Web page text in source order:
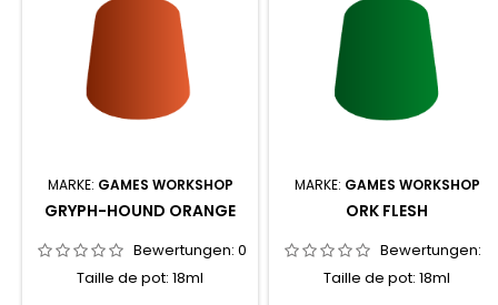
MARKE: GAMES WORKSHOP
GRYPH-HOUND ORANGE
Bewertungen: 0
Taille de pot: 18ml
MARKE: GAMES WORKSHOP
ORK FLESH
Bewertungen:
Taille de pot: 18ml